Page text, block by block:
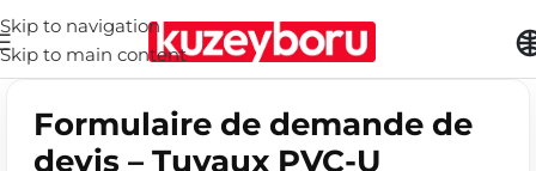
Skip to navigation
Skip to main content
Formulaire de demande de
devis – Tuyaux PVC-U